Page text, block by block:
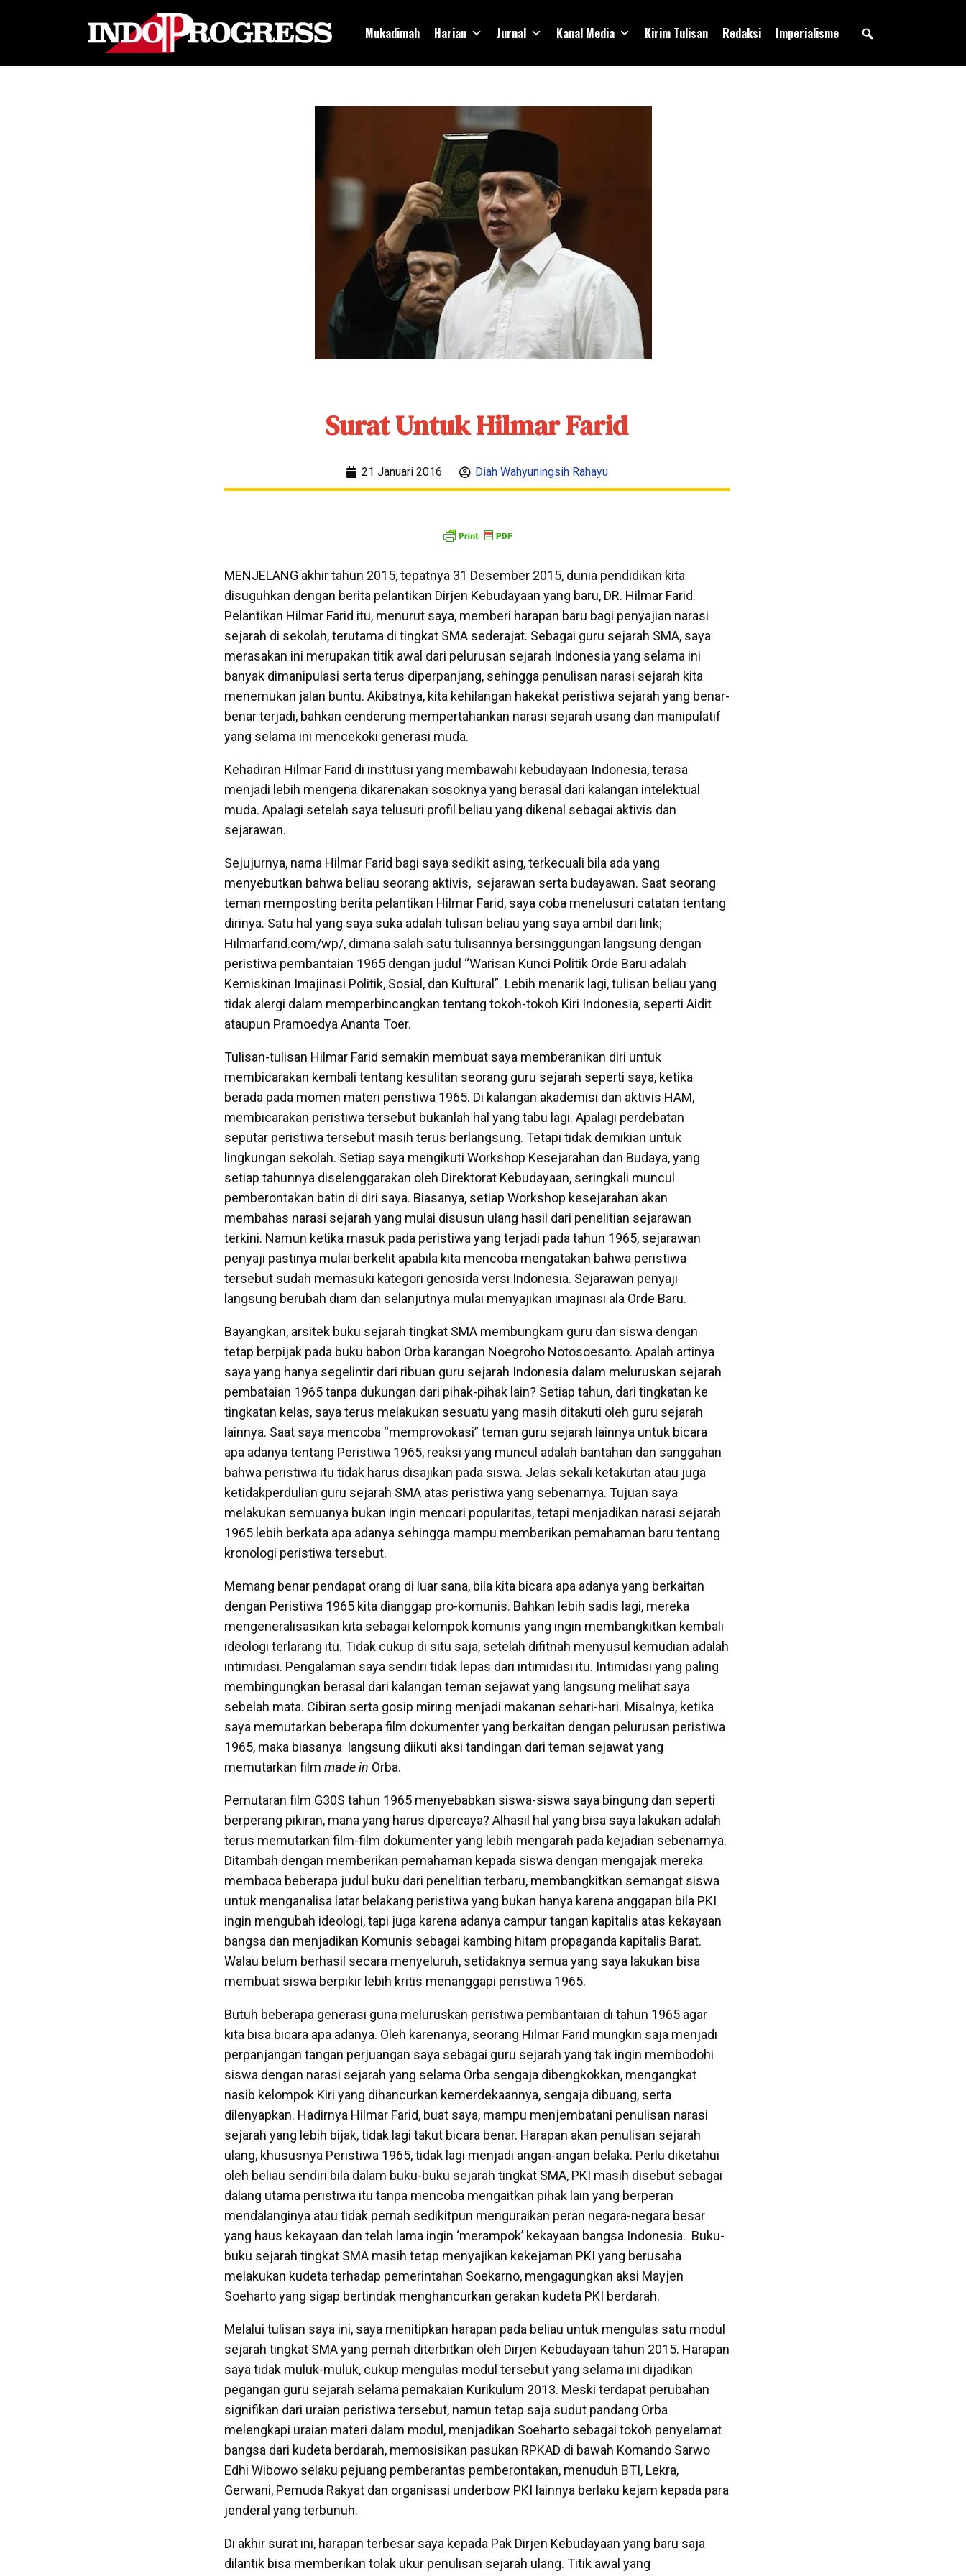
Mukadimah Harian Jurnal Kanal Media Kirim Tulisan Redaksi Imperialisme
Surat Untuk Hilmar Farid
21 Januari 2016 Diah Wahyuningsih Rahayu
MENJELANG akhir tahun 2015, tepatnya 31 Desember 2015, dunia pendidikan kita
disuguhkan dengan berita pelantikan Dirjen Kebudayaan yang baru, DR. Hilmar Farid.
Pelantikan Hilmar Farid itu, menurut saya, memberi harapan baru bagi penyajian narasi
sejarah di sekolah, terutama di tingkat SMA sederajat. Sebagai guru sejarah SMA, saya
merasakan ini merupakan titik awal dari pelurusan sejarah Indonesia yang selama ini
banyak dimanipulasi serta terus diperpanjang, sehingga penulisan narasi sejarah kita
menemukan jalan buntu. Akibatnya, kita kehilangan hakekat peristiwa sejarah yang benar-
benar terjadi, bahkan cenderung mempertahankan narasi sejarah usang dan manipulatif
yang selama ini mencekoki generasi muda.
Kehadiran Hilmar Farid di institusi yang membawahi kebudayaan Indonesia, terasa
menjadi lebih mengena dikarenakan sosoknya yang berasal dari kalangan intelektual
muda. Apalagi setelah saya telusuri profil beliau yang dikenal sebagai aktivis dan
sejarawan.
Sejujurnya, nama Hilmar Farid bagi saya sedikit asing, terkecuali bila ada yang
menyebutkan bahwa beliau seorang aktivis, sejarawan serta budayawan. Saat seorang
teman memposting berita pelantikan Hilmar Farid, saya coba menelusuri catatan tentang
dirinya. Satu hal yang saya suka adalah tulisan beliau yang saya ambil dari link;
Hilmarfarid.com/wp/, dimana salah satu tulisannya bersinggungan langsung dengan
peristiwa pembantaian 1965 dengan judul “Warisan Kunci Politik Orde Baru adalah
Kemiskinan Imajinasi Politik, Sosial, dan Kultural”. Lebih menarik lagi, tulisan beliau yang
tidak alergi dalam memperbincangkan tentang tokoh-tokoh Kiri Indonesia, seperti Aidit
ataupun Pramoedya Ananta Toer.
Tulisan-tulisan Hilmar Farid semakin membuat saya memberanikan diri untuk
membicarakan kembali tentang kesulitan seorang guru sejarah seperti saya, ketika
berada pada momen materi peristiwa 1965. Di kalangan akademisi dan aktivis HAM,
membicarakan peristiwa tersebut bukanlah hal yang tabu lagi. Apalagi perdebatan
seputar peristiwa tersebut masih terus berlangsung. Tetapi tidak demikian untuk
lingkungan sekolah. Setiap saya mengikuti Workshop Kesejarahan dan Budaya, yang
setiap tahunnya diselenggarakan oleh Direktorat Kebudayaan, seringkali muncul
pemberontakan batin di diri saya. Biasanya, setiap Workshop kesejarahan akan
membahas narasi sejarah yang mulai disusun ulang hasil dari penelitian sejarawan
terkini. Namun ketika masuk pada peristiwa yang terjadi pada tahun 1965, sejarawan
penyaji pastinya mulai berkelit apabila kita mencoba mengatakan bahwa peristiwa
tersebut sudah memasuki kategori genosida versi Indonesia. Sejarawan penyaji
langsung berubah diam dan selanjutnya mulai menyajikan imajinasi ala Orde Baru.
Bayangkan, arsitek buku sejarah tingkat SMA membungkam guru dan siswa dengan
tetap berpijak pada buku babon Orba karangan Noegroho Notosoesanto. Apalah artinya
saya yang hanya segelintir dari ribuan guru sejarah Indonesia dalam meluruskan sejarah
pembataian 1965 tanpa dukungan dari pihak-pihak lain? Setiap tahun, dari tingkatan ke
tingkatan kelas, saya terus melakukan sesuatu yang masih ditakuti oleh guru sejarah
lainnya. Saat saya mencoba “memprovokasi” teman guru sejarah lainnya untuk bicara
apa adanya tentang Peristiwa 1965, reaksi yang muncul adalah bantahan dan sanggahan
bahwa peristiwa itu tidak harus disajikan pada siswa. Jelas sekali ketakutan atau juga
ketidakperdulian guru sejarah SMA atas peristiwa yang sebenarnya. Tujuan saya
melakukan semuanya bukan ingin mencari popularitas, tetapi menjadikan narasi sejarah
1965 lebih berkata apa adanya sehingga mampu memberikan pemahaman baru tentang
kronologi peristiwa tersebut.
Memang benar pendapat orang di luar sana, bila kita bicara apa adanya yang berkaitan
dengan Peristiwa 1965 kita dianggap pro-komunis. Bahkan lebih sadis lagi, mereka
mengeneralisasikan kita sebagai kelompok komunis yang ingin membangkitkan kembali
ideologi terlarang itu. Tidak cukup di situ saja, setelah difitnah menyusul kemudian adalah
intimidasi. Pengalaman saya sendiri tidak lepas dari intimidasi itu. Intimidasi yang paling
membingungkan berasal dari kalangan teman sejawat yang langsung melihat saya
sebelah mata. Cibiran serta gosip miring menjadi makanan sehari-hari. Misalnya, ketika
saya memutarkan beberapa film dokumenter yang berkaitan dengan pelurusan peristiwa
1965, maka biasanya langsung diikuti aksi tandingan dari teman sejawat yang
memutarkan film made in Orba.
Pemutaran film G30S tahun 1965 menyebabkan siswa-siswa saya bingung dan seperti
berperang pikiran, mana yang harus dipercaya? Alhasil hal yang bisa saya lakukan adalah
terus memutarkan film-film dokumenter yang lebih mengarah pada kejadian sebenarnya.
Ditambah dengan memberikan pemahaman kepada siswa dengan mengajak mereka
membaca beberapa judul buku dari penelitian terbaru, membangkitkan semangat siswa
untuk menganalisa latar belakang peristiwa yang bukan hanya karena anggapan bila PKI
ingin mengubah ideologi, tapi juga karena adanya campur tangan kapitalis atas kekayaan
bangsa dan menjadikan Komunis sebagai kambing hitam propaganda kapitalis Barat.
Walau belum berhasil secara menyeluruh, setidaknya semua yang saya lakukan bisa
membuat siswa berpikir lebih kritis menanggapi peristiwa 1965.
Butuh beberapa generasi guna meluruskan peristiwa pembantaian di tahun 1965 agar
kita bisa bicara apa adanya. Oleh karenanya, seorang Hilmar Farid mungkin saja menjadi
perpanjangan tangan perjuangan saya sebagai guru sejarah yang tak ingin membodohi
siswa dengan narasi sejarah yang selama Orba sengaja dibengkokkan, mengangkat
nasib kelompok Kiri yang dihancurkan kemerdekaannya, sengaja dibuang, serta
dilenyapkan. Hadirnya Hilmar Farid, buat saya, mampu menjembatani penulisan narasi
sejarah yang lebih bijak, tidak lagi takut bicara benar. Harapan akan penulisan sejarah
ulang, khususnya Peristiwa 1965, tidak lagi menjadi angan-angan belaka. Perlu diketahui
oleh beliau sendiri bila dalam buku-buku sejarah tingkat SMA, PKI masih disebut sebagai
dalang utama peristiwa itu tanpa mencoba mengaitkan pihak lain yang berperan
mendalanginya atau tidak pernah sedikitpun menguraikan peran negara-negara besar
yang haus kekayaan dan telah lama ingin ‘merampok’ kekayaan bangsa Indonesia. Buku-
buku sejarah tingkat SMA masih tetap menyajikan kekejaman PKI yang berusaha
melakukan kudeta terhadap pemerintahan Soekarno, mengagungkan aksi Mayjen
Soeharto yang sigap bertindak menghancurkan gerakan kudeta PKI berdarah.
Melalui tulisan saya ini, saya menitipkan harapan pada beliau untuk mengulas satu modul
sejarah tingkat SMA yang pernah diterbitkan oleh Dirjen Kebudayaan tahun 2015. Harapan
saya tidak muluk-muluk, cukup mengulas modul tersebut yang selama ini dijadikan
pegangan guru sejarah selama pemakaian Kurikulum 2013. Meski terdapat perubahan
signifikan dari uraian peristiwa tersebut, namun tetap saja sudut pandang Orba
melengkapi uraian materi dalam modul, menjadikan Soeharto sebagai tokoh penyelamat
bangsa dari kudeta berdarah, memosisikan pasukan RPKAD di bawah Komando Sarwo
Edhi Wibowo selaku pejuang pemberantas pemberontakan, menuduh BTI, Lekra,
Gerwani, Pemuda Rakyat dan organisasi underbow PKI lainnya berlaku kejam kepada para
jenderal yang terbunuh.
Di akhir surat ini, harapan terbesar saya kepada Pak Dirjen Kebudayaan yang baru saja
dilantik bisa memberikan tolak ukur penulisan sejarah ulang. Titik awal yang